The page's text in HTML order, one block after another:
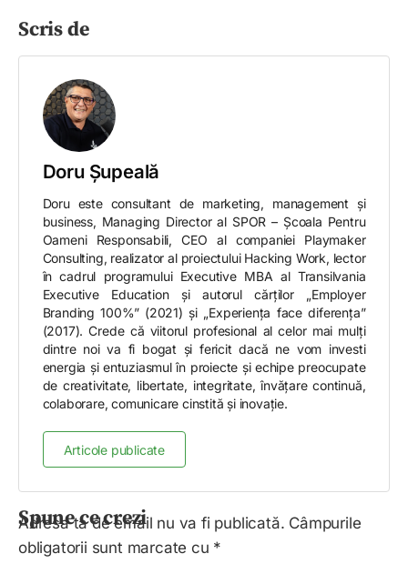
Scris de
Doru Șupeală
Doru este consultant de marketing, management și
business, Managing Director al SPOR – Școala Pentru
Oameni Responsabili, CEO al companiei Playmaker
Consulting, realizator al proiectului Hacking Work, lector
în cadrul programului Executive MBA al Transilvania
Executive Education și autorul cărților „Employer
Branding 100%” (2021) și „Experiența face diferența”
(2017). Crede că viitorul profesional al celor mai mulți
dintre noi va fi bogat și fericit dacă ne vom investi
energia și entuziasmul în proiecte și echipe preocupate
de creativitate, libertate, integritate, învățare continuă,
colaborare, comunicare cinstită și inovație.
Articole publicate
Spune ce crezi
Adresa ta de email nu va fi publicată. Câmpurile
obligatorii sunt marcate cu *